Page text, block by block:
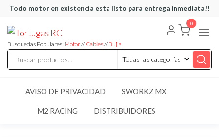
Saltar
contenido
Todo motor en existencia esta listo para entrega inmediata!!
RC
articulos
de RC
Busquedas Populares: Motor//Cables//Bujia
0
AVISO DE PRIVACIDAD SWORKZ MX
M2 RACING DISTRIBUIDORES